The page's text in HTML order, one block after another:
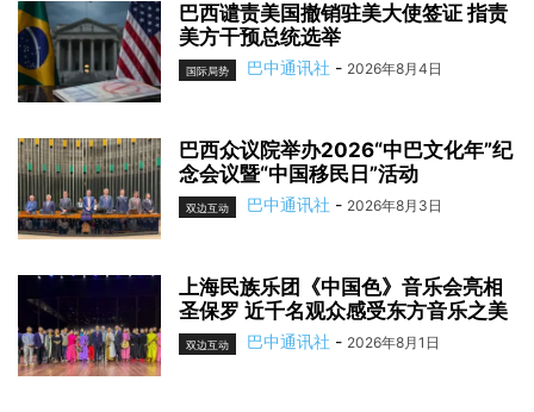
巴西谴责美国撤销驻美大使签证 指责
美方干预总统选举
国际局势 巴中通讯社 - 2026年8月4日
巴西众议院举办2026“中巴文化年”纪
念会议暨“中国移民日”活动
双边互动 巴中通讯社 - 2026年8月3日
上海民族乐团《中国色》音乐会亮相
圣保罗 近千名观众感受东方音乐之美
双边互动 巴中通讯社 - 2026年8月1日